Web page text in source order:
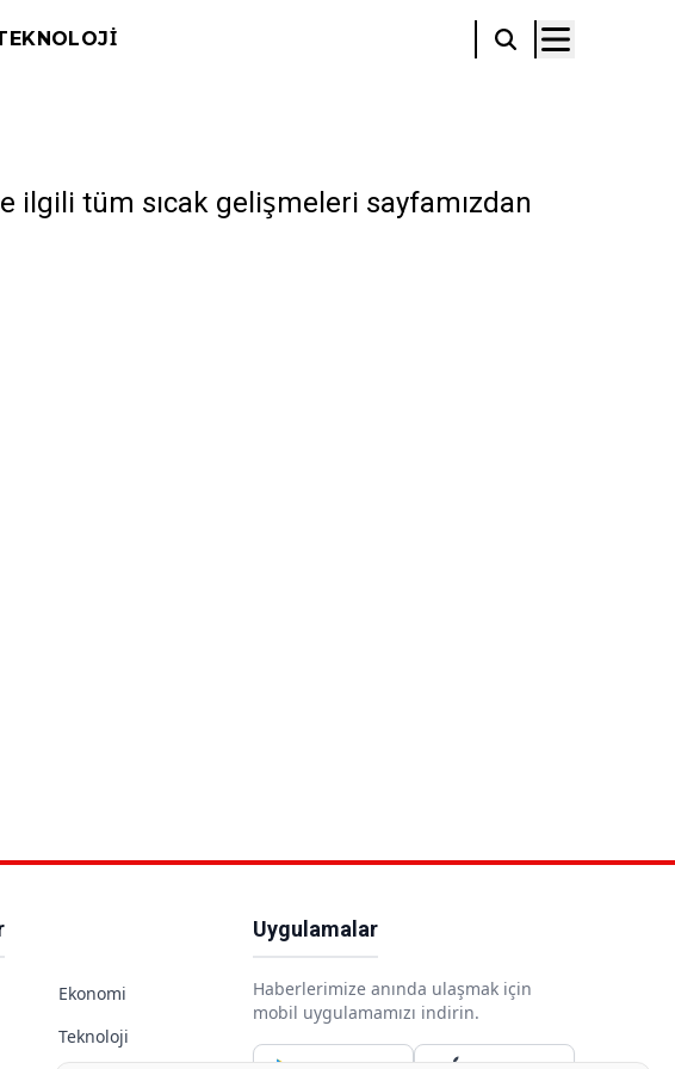
ilgili tüm sıcak gelişmeleri sayfamızdan
Ekonomi
Teknoloji
Uygulamalar
Haberlerimize anında ulaşmak için
mobil uygulamamızı indirin.